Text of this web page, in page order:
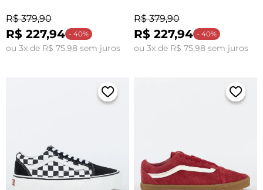
R$ 379,90
R$ 227,94 - 40%
ou 3x de R$ 75,98 sem juros
R$ 379,90
R$ 227,94 - 40%
ou 3x de R$ 75,98 sem juros